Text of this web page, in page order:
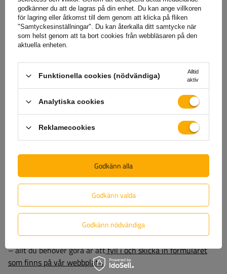
Setet innehåller en komplett uppsättning kedjor,
reparationslänkar, skyddshandskar och lättförståeliga
monteringsanvisningar.
till en universell lösningför
förare av olika bilmärken.Innan köpär det dock värt att
kontrollera fordonets instruktionsbok för att se om
tillverkaren tillåter installation av traditionella kedjor med
en specifik länktjocklek.
Garanti
När du köper en produkt från vårt sortiment får du 2 års
garanti.
Tack vare detta kan du använda den utan att oroa
dig för konsekvenserna av ett eventuellt fel. För att
säkerställa din tillfredsställelse har vi förenklat processen för
att lämna in eventuella reklamationer så mycket som möjligt
– allt du behöver göra är attfyll i och skicka in formuläret
som finns på vår webbplats.
godkänner du att de lagras på din enhet. Du kan ange villkoren
för lagring eller åtkomst till dem genom att klicka på fliken
"Samtyckesinställningar". Du kan återkalla ditt samtycke när
som helst genom att ta bort cookies från webbläsaren på den
aktuella enheten.
Funktionella cookies (nödvändiga)
Alltid
aktiv
Analytiska cookies
Reklamecookies
Godkänn valda
Godkänn nödvändiga
Godkänn alla